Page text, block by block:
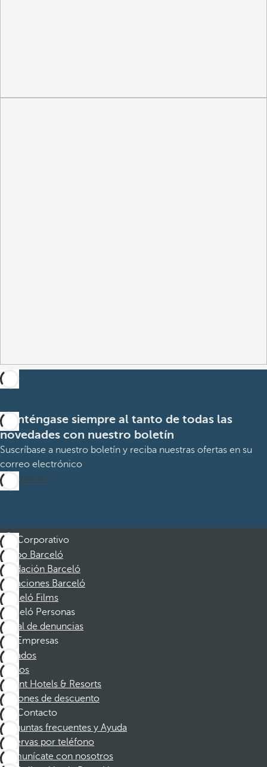
Manténgase siempre al tanto de todas las
novedades con nuestro boletín
Suscríbase a nuestro boletín y reciba nuestras ofertas en su
correo electrónico
Suscribirme
Corporativo
Grupo Barceló
Fundación Barceló
Vacaciones Barceló
Barceló Films
Barceló Personas
Canal de denuncias
Empresas
Afiliados
Socios
Dorint Hotels & Resorts
Cupones de descuento
Contacto
Preguntas frecuentes y Ayuda
Reservas por teléfono
Comunícate con nosotros